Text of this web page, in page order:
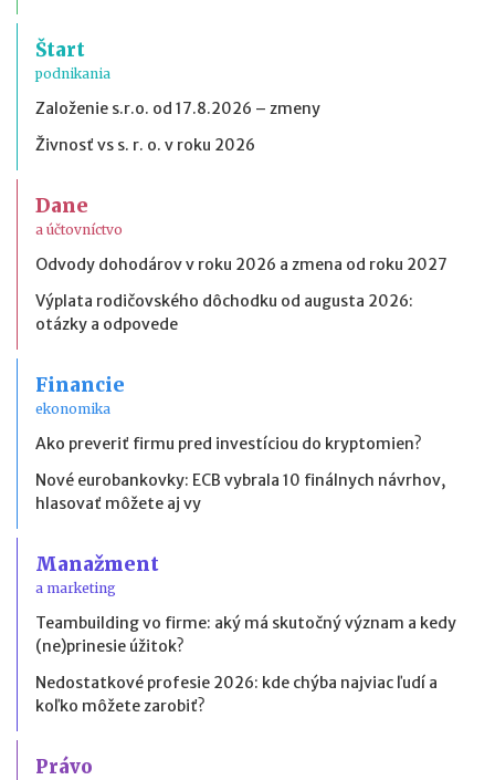
Štart
podnikania
Založenie s.r.o. od 17.8.2026 – zmeny
Živnosť vs s. r. o. v roku 2026
Dane
a účtovníctvo
Odvody dohodárov v roku 2026 a zmena od roku 2027
Výplata rodičovského dôchodku od augusta 2026:
otázky a odpovede
Financie
ekonomika
Ako preveriť firmu pred investíciou do kryptomien?
Nové eurobankovky: ECB vybrala 10 finálnych návrhov,
hlasovať môžete aj vy
Manažment
a marketing
Teambuilding vo firme: aký má skutočný význam a kedy
(ne)prinesie úžitok?
Nedostatkové profesie 2026: kde chýba najviac ľudí a
koľko môžete zarobiť?
Právo